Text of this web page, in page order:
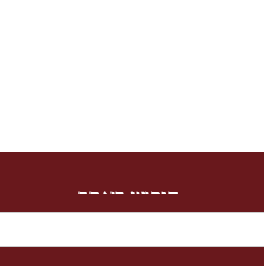
חיפוש באתר